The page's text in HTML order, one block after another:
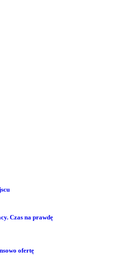
Czas na prawdę
ofertę